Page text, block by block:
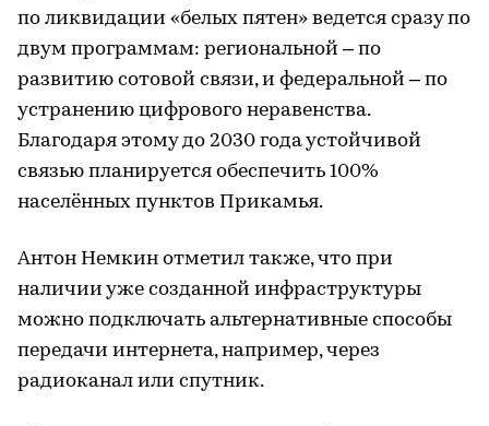
по ликвидации «белых пятен» ведется сразу по
двум программам: региональной – по
развитию сотовой связи, и федеральной – по
устранению цифрового неравенства.
Благодаря этому до 2030 года устойчивой
связью планируется обеспечить 100%
населённых пунктов Прикамья.
Антон Немкин отметил также, что при
наличии уже созданной инфраструктуры
можно подключать альтернативные способы
передачи интернета, например, через
радиоканал или спутник.